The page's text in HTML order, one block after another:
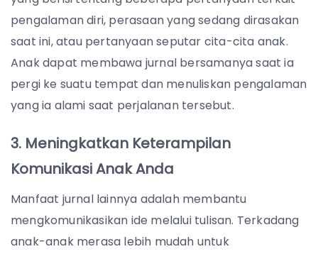
pengalaman diri, perasaan yang sedang dirasakan
saat ini, atau pertanyaan seputar cita-cita anak.
Anak dapat membawa jurnal bersamanya saat ia
pergi ke suatu tempat dan menuliskan pengalaman
yang ia alami saat perjalanan tersebut.
3. Meningkatkan Keterampilan
Komunikasi Anak Anda
Manfaat jurnal lainnya adalah membantu
mengkomunikasikan ide melalui tulisan. Terkadang
anak-anak merasa lebih mudah untuk